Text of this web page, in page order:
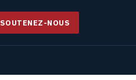
SOUTENEZ-NOUS